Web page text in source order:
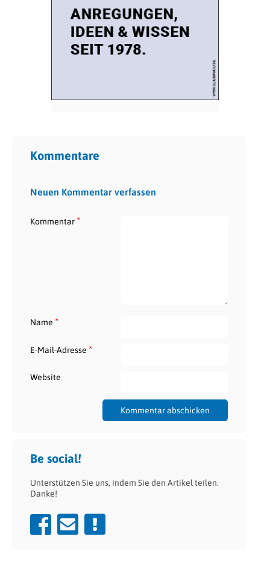
Kommentare
Neuen Kommentar verfassen
Kommentar*
Name *
E-Mail-Adresse *
Website
Be social!
Unterstützen Sie uns, indem Sie den Artikel teilen.
Danke!